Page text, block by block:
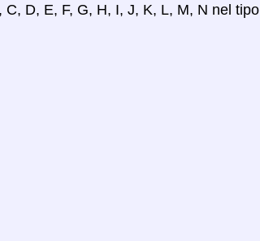
D, E, F, G, H, I, J, K, L, M, N nel tipo